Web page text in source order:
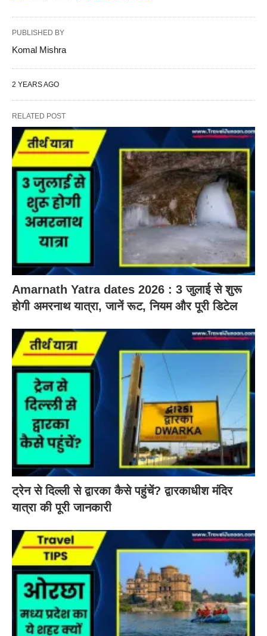
PUBLISHED BY
Komal Mishra
2 YEARS AGO
RELATED POST
Amarnath Yatra dates 2026 : 3 जुलाई से शुरू
होगी अमरनाथ यात्रा, जानें रूट, नियम और पूरी डिटेल
ट्रेन से दिल्ली से द्वारका कैसे पहुंचें? द्वारकाधीश मंदिर
यात्रा की पूरी जानकारी